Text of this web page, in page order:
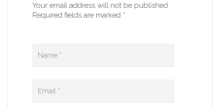
Your email address will not be published.
Required fields are marked *